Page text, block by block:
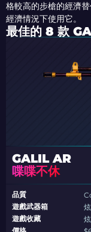
格較高的步槍的經濟
經濟情況下使用它。
最佳的 8 款
GALIL AR
喋喋不休
品質
遊戲武器箱
遊戲收藏